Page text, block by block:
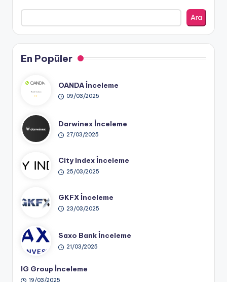
Ara
En Popüler
OANDA İnceleme
09/03/2025
Darwinex İnceleme
27/03/2025
City Index İnceleme
25/03/2025
GKFX İnceleme
23/03/2025
Saxo Bank İnceleme
21/03/2025
IG Group İnceleme
19/03/2025